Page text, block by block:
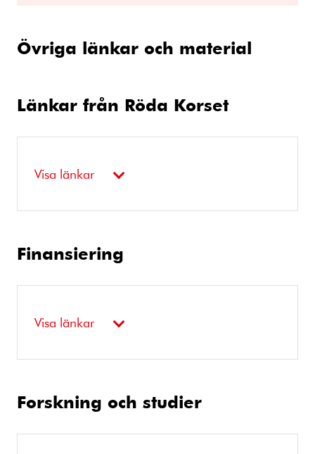
Övriga länkar och material
Länkar från Röda Korset
Visa länkar
Finansiering
Visa länkar
Forskning och studier